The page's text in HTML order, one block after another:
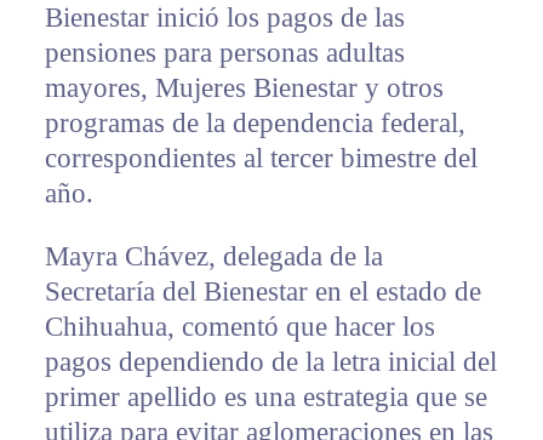
Bienestar inició los pagos de las
pensiones para personas adultas
mayores, Mujeres Bienestar y otros
programas de la dependencia federal,
correspondientes al tercer bimestre del
año.
Mayra Chávez, delegada de la
Secretaría del Bienestar en el estado de
Chihuahua, comentó que hacer los
pagos dependiendo de la letra inicial del
primer apellido es una estrategia que se
utiliza para evitar aglomeraciones en las